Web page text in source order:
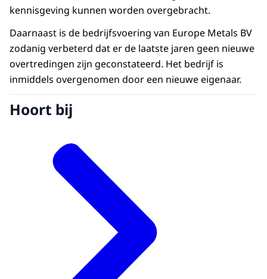
kennisgeving kunnen worden overgebracht.
Daarnaast is de bedrijfsvoering van Europe Metals BV
zodanig verbeterd dat er de laatste jaren geen nieuwe
overtredingen zijn geconstateerd. Het bedrijf is
inmiddels overgenomen door een nieuwe eigenaar.
Hoort bij